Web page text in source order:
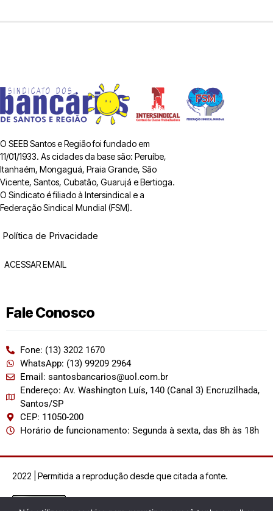
O SEEB Santos e Região foi fundado em
11/01/1933. As cidades da base são: Peruíbe,
Itanhaém, Mongaguá, Praia Grande, São
Vicente, Santos, Cubatão, Guarujá e Bertioga.
O Sindicato é filiado à Intersindical e a
Federação Sindical Mundial (FSM).
Política de Privacidade
ACESSAR EMAIL
Fale Conosco
Fone: (13) 3202 1670
WhatsApp: (13) 99209 2964
Email: santosbancarios@uol.com.br
Endereço: Av. Washington Luís, 140 (Canal 3) Encruzilhada,
Santos/SP
CEP: 11050-200
Horário de funcionamento: Segunda à sexta, das 8h às 18h
2022 | Permitida a reprodução desde que citada a fonte.